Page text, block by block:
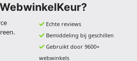
Echte reviews
Bemiddeling bij geschillen
Gebruikt door 9600+
webwinkels